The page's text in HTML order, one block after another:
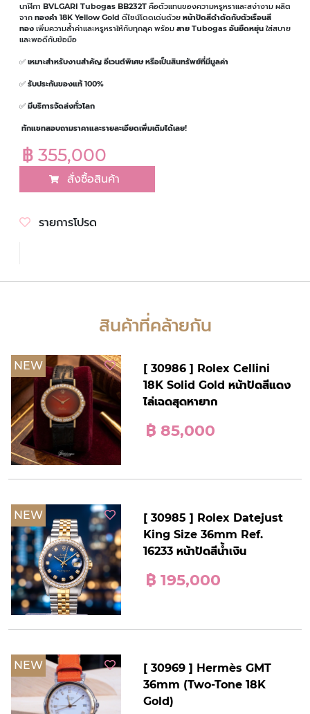
นาฬิกา BVLGARI Tubogas BB232T คือตัวแทนของความหรูหราและสง่างาม ผลิต
จาก ทองคำ 18K Yellow Gold ดีไซน์โดดเด่นด้วย หน้าปัดสีดำตัดกับตัวเรือนสี
ทอง เพิ่มความล้ำค่าและหรูหราให้กับทุกลุค พร้อม สาย Tubogas อันยืดหยุ่น ใส่สบาย
และพอดีกับข้อมือ
✅ เหมาะสำหรับงานสำคัญ อีเวนต์พิเศษ หรือเป็นสินทรัพย์ที่มีมูลค่า
✅ รับประกันของแท้ 100%
✅ มีบริการจัดส่งทั่วโลก
ทักแชทสอบถามราคาและรายละเอียดเพิ่มเติมได้เลย!
฿ 355,000
สั่งซื้อสินค้า
รายการโปรด
สินค้าที่คล้ายกัน
NEW
[ 30986 ] Rolex Cellini
18K Solid Gold หน้าปัดสีแดง
ไล่เฉดสุดหายาก
฿ 85,000
NEW
[ 30985 ] Rolex Datejust
King Size 36mm Ref.
16233 หน้าปัดสีน้ำเงิน
฿ 195,000
NEW
[ 30969 ] Hermès GMT
36mm (Two-Tone 18K
Gold)